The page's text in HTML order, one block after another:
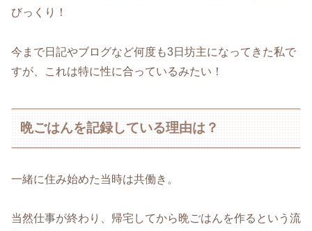
びっくり！
今まで日記やブログなど何度も3日坊主になってきた私で
すが、これは特に性に合っているみたい！
晩ごはんを記録している理由は？
一緒に住み始めた当時は共働き。
当然仕事が終わり、帰宅してから晩ごはんを作るという流